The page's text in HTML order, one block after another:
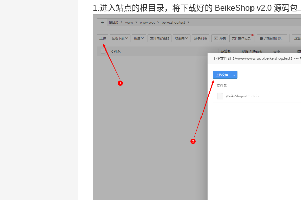
1.进入站点的根目录，将下载好的 BeikeShop v2.0 源码包